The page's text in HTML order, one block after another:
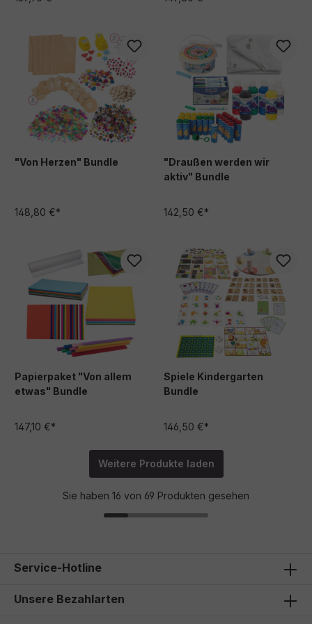
"Von Herzen" Bundle
148,80 €*
"Draußen werden wir
aktiv" Bundle
142,50 €*
Papierpaket "Von allem
etwas" Bundle
147,10 €*
Spiele Kindergarten
Bundle
146,50 €*
Weitere Produkte laden
Sie haben 16 von 69 Produkten gesehen
Service-Hotline
Unsere Bezahlarten